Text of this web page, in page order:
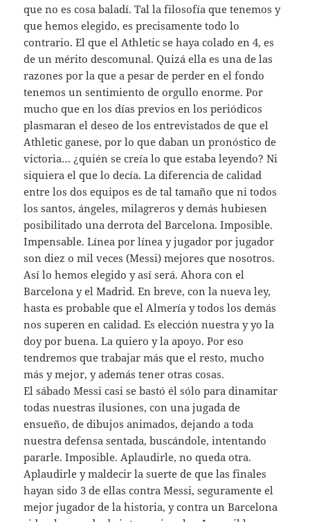
que no es cosa baladí. Tal la filosofía que tenemos y
que hemos elegido, es precisamente todo lo
contrario. El que el Athletic se haya colado en 4, es
de un mérito descomunal. Quizá ella es una de las
razones por la que a pesar de perder en el fondo
tenemos un sentimiento de orgullo enorme. Por
mucho que en los días previos en los periódicos
plasmaran el deseo de los entrevistados de que el
Athletic ganese, por lo que daban un pronóstico de
victoria… ¿quién se creía lo que estaba leyendo? Ni
siquiera el que lo decía. La diferencia de calidad
entre los dos equipos es de tal tamaño que ni todos
los santos, ángeles, milagreros y demás hubiesen
posibilitado una derrota del Barcelona. Imposible.
Impensable. Línea por línea y jugador por jugador
son diez o mil veces (Messi) mejores que nosotros.
Así lo hemos elegido y así será. Ahora con el
Barcelona y el Madrid. En breve, con la nueva ley,
hasta es probable que el Almería y todos los demás
nos superen en calidad. Es elección nuestra y yo la
doy por buena. La quiero y la apoyo. Por eso
tendremos que trabajar más que el resto, mucho
más y mejor, y además tener otras cosas.
El sábado Messi casi se bastó él sólo para dinamitar
todas nuestras ilusiones, con una jugada de
ensueño, de dibujos animados, dejando a toda
nuestra defensa sentada, buscándole, intentando
pararle. Imposible. Aplaudirle, no queda otra.
Aplaudirle y maldecir la suerte de que las finales
hayan sido 3 de ellas contra Messi, seguramente el
mejor jugador de la historia, y contra un Barcelona